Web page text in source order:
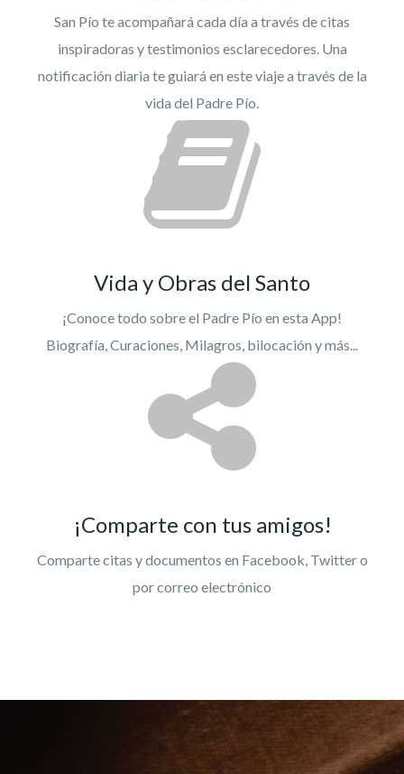
San Pío te acompañará cada día a través de citas
inspiradoras y testimonios esclarecedores. Una
notificación diaria te guiará en este viaje a través de la
vida del Padre Pío.
Vida y Obras del Santo
¡Conoce todo sobre el Padre Pío en esta App!
Biografía, Curaciones, Milagros, bilocación y más...
¡Comparte con tus amigos!
Comparte citas y documentos en Facebook, Twitter o
por correo electrónico